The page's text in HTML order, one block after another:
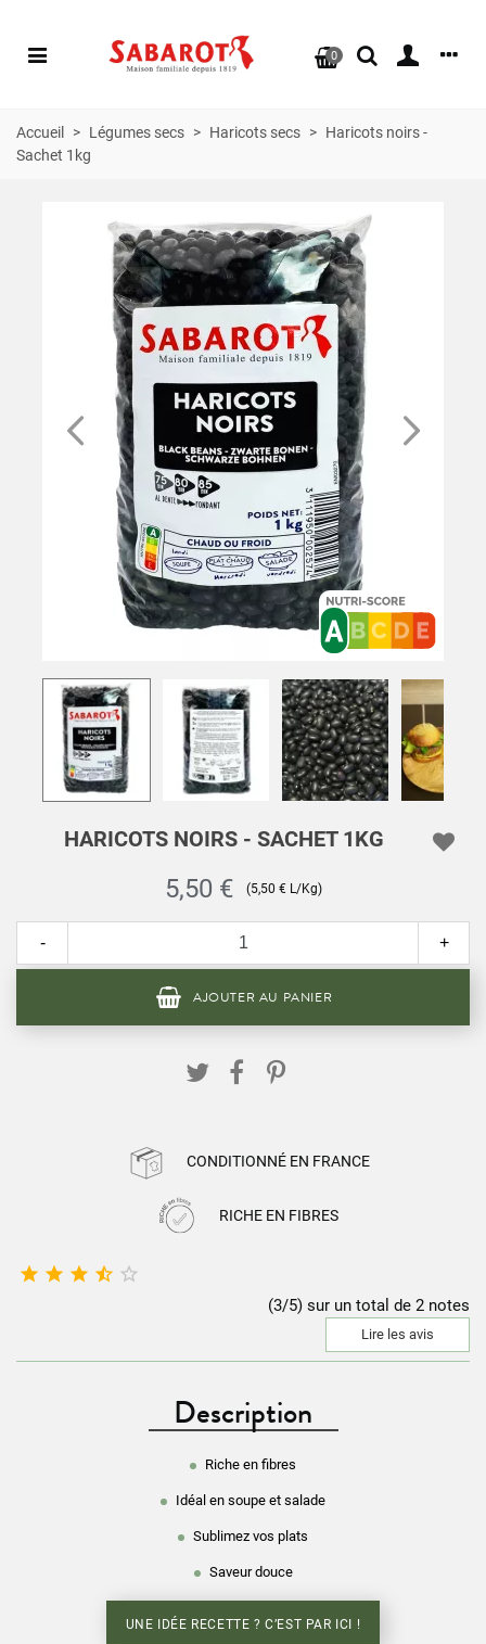
0
Accueil > Légumes secs > Haricots secs > Haricots noirs -
Sachet 1kg
HARICOTS NOIRS - SACHET 1KG
5,50 € (5,50 € L/Kg)
- +
AJOUTER AU PANIER
CONDITIONNÉ EN FRANCE
RICHE EN FIBRES
    
(3/5) sur un total de 2 notes
Lire les avis
Description
Riche en fibres
Idéal en soupe et salade
Sublimez vos plats
Saveur douce
UNE IDÉE RECETTE ? C’EST PAR ICI !